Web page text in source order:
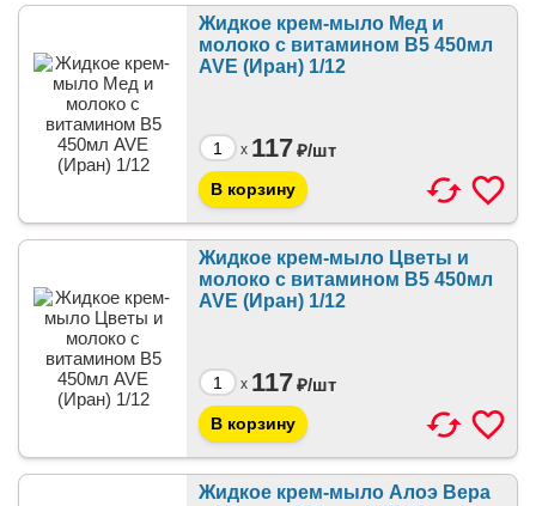
Жидкое крем-мыло Мед и
молоко с витамином B5 450мл
AVE (Иран) 1/12
x 117₽/шт
Жидкое крем-мыло Цветы и
молоко с витамином B5 450мл
AVE (Иран) 1/12
x 117₽/шт
Жидкое крем-мыло Алоэ Вера